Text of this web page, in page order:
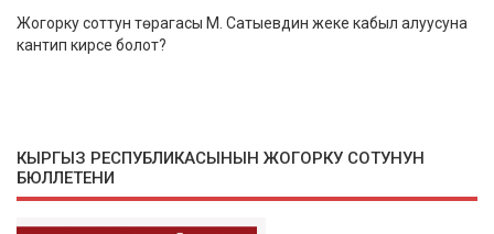
Жогорку соттун төрагасы М. Сатыевдин жеке кабыл алуусуна
кантип кирсе болот?
КЫРГЫЗ РЕСПУБЛИКАСЫНЫН ЖОГОРКУ СОТУНУН
БЮЛЛЕТЕНИ